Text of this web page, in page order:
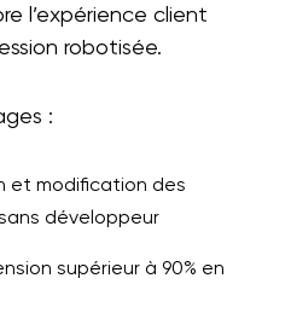
l’expérience client
robotisée.
:
et modification des
développeur
supérieur à 90% en